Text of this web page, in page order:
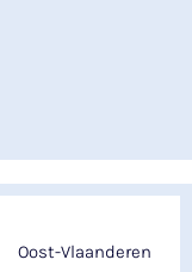
Oost-Vlaanderen